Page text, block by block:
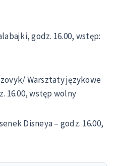
godz. 16.00, wstęp:
Warsztaty językowe
16.00, wstęp wolny
Disneya – godz. 16.00,